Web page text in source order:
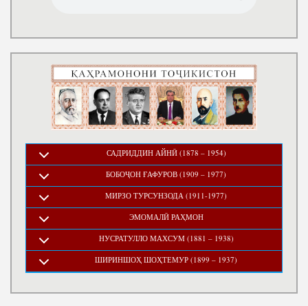
САДРИДДИН АЙНӢ (1878 – 1954)
БОБОҶОН ҒАФУРОВ (1909 – 1977)
МИРЗО ТУРСУНЗОДА (1911-1977)
ЭМОМАЛӢ РАҲМОН
НУСРАТУЛЛО МАХСУМ (1881 – 1938)
ШИРИНШОҲ ШОҲТЕМУР (1899 – 1937)